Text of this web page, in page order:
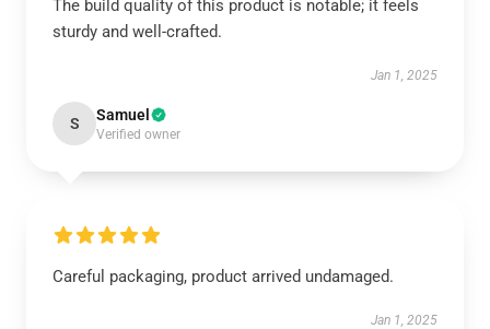
The build quality of this product is notable; it feels
sturdy and well-crafted.
Jan 1, 2025
S Samuel
Verified owner
Careful packaging, product arrived undamaged.
Jan 1, 2025